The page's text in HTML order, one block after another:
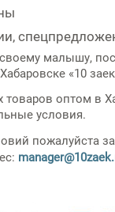
малышу,
«10
товаров оптом в
условия.
пожалуйста